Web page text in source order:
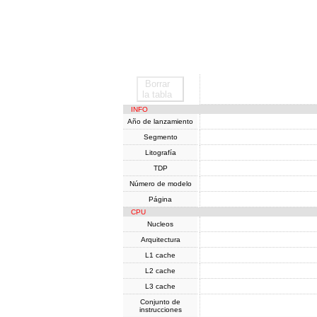
Borrar
la tabla
INFO
Año de lanzamiento
Segmento
Litografía
TDP
Número de modelo
Página
CPU
Nucleos
Arquitectura
L1 cache
L2 cache
L3 cache
Conjunto de
instrucciones